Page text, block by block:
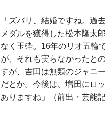
「ズバリ、結婚ですね。過
メダルを獲得した松本隆太
なく玉砕。16年のリオ五輪
が、それも実らなかったと
すが、吉田は無類のジャニ
だとか。今後は、増田にロ
ありますね」（前出・芸能記